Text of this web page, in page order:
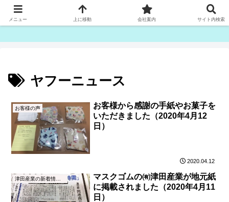
ゴム紐・平ゴム製造販売は津田産業直販部です
ヤフーニュース
お客様の声
お客様から感謝の手紙やお菓子を
いただきました（2020年4月12
日）
2020.04.12
津田産業の新着情報（NEWS）
マスクゴムの㈲津田産業が地元紙
に掲載されました（2020年4月11
日）
メニュー 上に移動 会社案内 サイト内検索